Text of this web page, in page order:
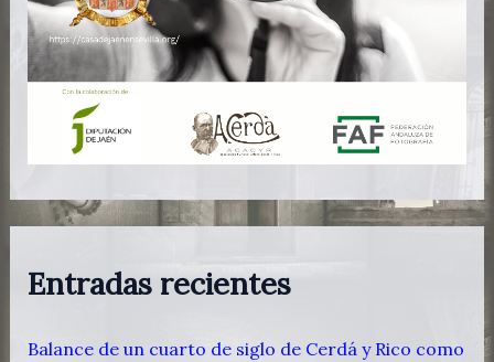
Entradas recientes
Balance de un cuarto de siglo de Cerdá y Rico como